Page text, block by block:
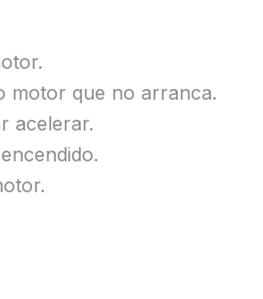
motor que no arranca.
acelerar.